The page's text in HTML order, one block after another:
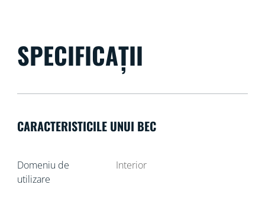
SPECIFICAȚII
CARACTERISTICILE UNUI BEC
Domeniu de
utilizare
Interior